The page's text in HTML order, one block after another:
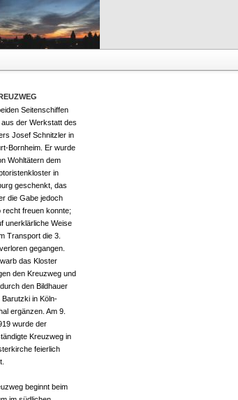
Seitenschiffen
der Werkstatt des
Josef Schnitzler in
Bornheim. Er wurde
Wohltätern dem
in
geschenkt, das
die Gabe jedoch
recht freuen konnte;
unerklärliche Weise
Transport die 3.
gegangen.
das Kloster
den Kreuzweg und
den Bildhauer
Barutzki in Köln-
ergänzen. Am 9.
wurde der
Kreuzweg in
feierlich
beginnt beim